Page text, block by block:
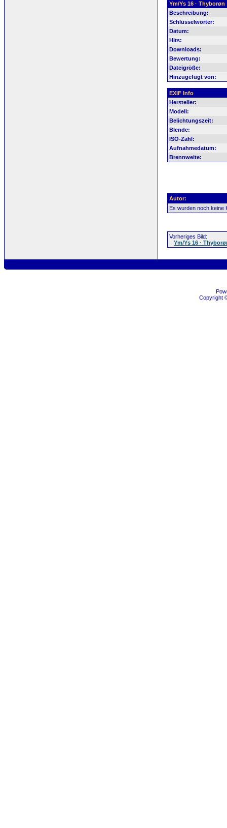
Ym/Ys 16 · Thyborøn
Beschreibung:
Schlüsselwörter:
Datum:
Hits:
Downloads:
Bewertung:
Dateigröße:
Hinzugefügt von:
EXIF Info
Hersteller:
Modell:
Belichtungszeit:
Blende:
ISO-Zahl:
Aufnahmedatum:
Brennweite:
Autor:
Es wurden noch keine
Vorheriges Bild:
Ym/Ys 16 ·
Copyright